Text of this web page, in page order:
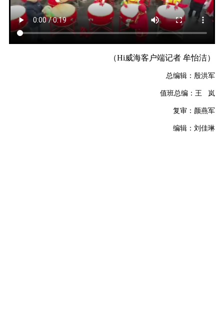
（Hi威海客户端记者 牟怡洁）
总编辑：殷洪军
值班总编：王 岚
复审：颜燕军
编辑：刘佳琳